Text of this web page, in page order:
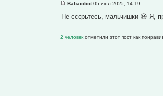
Babarobot05 июл 2025, 14:19
Не ссорьтесь, мальчишки 😃 Я,
2 человекотметили этот пост как